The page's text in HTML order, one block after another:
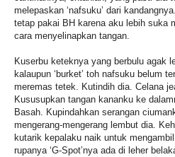
melepaskan ‘nafsuku’ dari
tetap pakai BH karena aku lebih suka
cara menyelinapkan tangan.
Kuserbu keteknya yang berbulu agak
kalaupun ‘burket’ toh nafsuku belum
meremas tetek. Kutindih dia. Celana
Kususupkan tangan kananku ke
Basah. Kupindahkan serangan
mengerang-mengerang lembut dia.
kutarik kepalaku naik untuk
rupanya ‘G-Spot’nya ada di leher